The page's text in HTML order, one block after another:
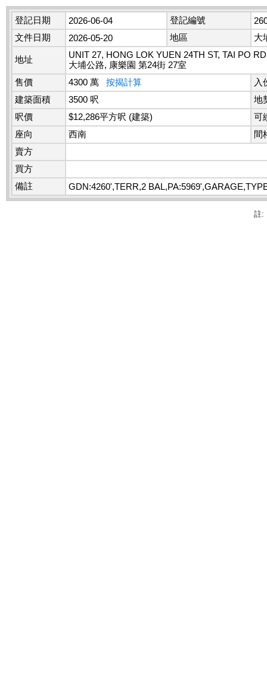
登記日期 2026-06-04 登記編號
文件日期
2026-05-20 地區 大
地址
UNIT 27, HONG LOK YUEN 24TH ST, TAI PO RD
大埔公路, 康樂園 第24街 27室
售價
4300 萬 按揭計算
入
建築面積
3500 呎
地
呎價
$12,286平方呎 (建築)
可
座向
西南
間
賣方
買方
備註
GDN:4260',TERR,2
註: